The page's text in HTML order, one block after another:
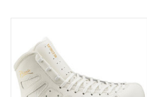
Rendez-vous achat de patins